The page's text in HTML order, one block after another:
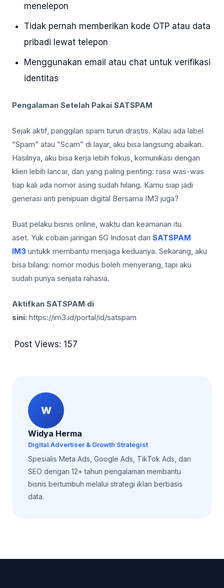
menelepon
Tidak pernah memberikan kode OTP atau data
pribadi lewat telepon
Menggunakan email atau chat untuk verifikasi
identitas
Pengalaman Setelah Pakai SATSPAM
Sejak aktif, panggilan spam turun drastis. Kalau ada label
“Spam” atau “Scam” di layar, aku bisa langsung abaikan.
Hasilnya, aku bisa kerja lebih fokus, komunikasi dengan
klien lebih lancar, dan yang paling penting: rasa was-was
tiap kali ada nomor asing sudah hilang. Kamu siap jadi
generasi anti penipuan digital Bersama IM3 juga?
Buat pelaku bisnis online, waktu dan keamanan itu
aset. Yuk cobain jaringan 5G Indosat dan SATSPAM
IM3 untukk membantu menjaga keduanya. Sekarang, aku
bisa bilang: nomor modus boleh menyerang, tapi aku
sudah punya senjata rahasia.
Aktifkan SATSPAM di
sini: https://im3.id/portal/id/satspam
Post Views: 157
W
Widya Herma
Digital Advertiser & Growth Strategist
Spesialis Meta Ads, Google Ads, TikTok Ads, dan
SEO dengan 12+ tahun pengalaman membantu
bisnis bertumbuh melalui strategi iklan berbasis
data.